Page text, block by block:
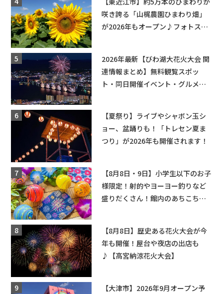
咲き誇る「山梶農園ひまわり畑」
が2026年もオープン♪フォトスポ
2026年最新【びわ湖大花火大会 関
連情報まとめ】無料観覧スポッ
ト・同日開催イベント・グルメマ
【夏祭り】ライブやシャボン玉シ
ョー、盆踊りも！「トレセン夏ま
つり」が2026年も開催されます！
【8月8日・9日】小学生以下のお子
様限定！射的やヨーヨー釣りなど
盛りだくさん！館内のあちこちに
【8月8日】歴史ある花火大会が今
年も開催！屋台や夜店の出店も
♪【高宮納涼花火大会】
【大津市】2026年9月オープン予